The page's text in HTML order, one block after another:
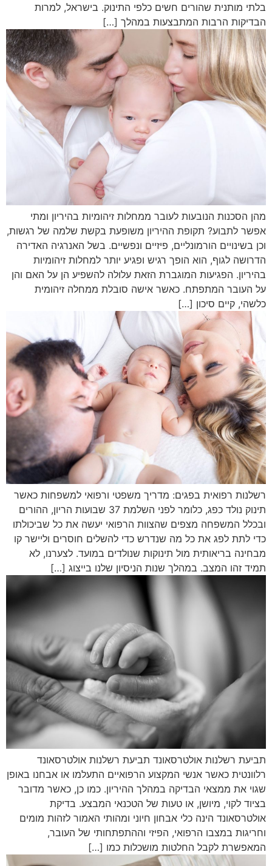
בלתי מותנית שהורים חשים כלפי התינוק. בישראל, למרות
הבדיקות הרבות המתבצעות במהלך […]
מהן הסכנות הנובעות לעובר ממחלות זיהומיות בהיריון ומתי
אפשר לתבוע? תקופת ההיריון משופעת בקשת שלמה של רגשות,
וכן בשינויים הורמונליים, פיזיים ונפשיים. בשל האנרגיה האדירה
הדרושה לגוף, הוא הופך רגיש ופגיע יותר למחלות זיהומיות
בהיריון. הפגיעות המוגברת הזאת עלולה להשפיע הן על האם והן
על העובר המתפתח. כאשר אישה סובלת ממחלה זיהומית
כלשהי, קיים סיכון […]
רשלנות רפואית בפגים: מדריך משפטי ורפואי למשפחות כאשר
תינוק נולד כפג, כלומר לפני השלמת 37 שבועות הריון, ההורים
ובכלל המשפחה מצפים שהצוות הרפואי יעשה את כל שביכולתו
כדי לתת לפג את כל מה שנדרש כדי להשלים חוסרים וליישר קו
מבחינה בריאותית מול תינוקות שנולדים במועד. לצערנו, לא
תמיד זהו המצב. במהלך שנות הניסיון שלנו בייצוג […]
תביעת רשלנות אולטרסאונד תביעת רשלנות אולטרסאונד
רלוונטית כאשר אנשי המקצוע הרפואיים התעלמו או אבחנו באופן
שגוי את ממצאי הבדיקה במהלך ההיריון. כמו כן, כאשר מדובר
בציוד לקוי, מיושן, או טעות של הטכנאי המבצע. בדיקת
אולטרסאונד הינה כלי אבחון חיוני ומהותי האמור לזהות מומים
וחריגות במצבו הרפואי, הפיזי וההתפתחותי של העובר,
המאפשרת לקבל החלטות מושכלות כמו […]